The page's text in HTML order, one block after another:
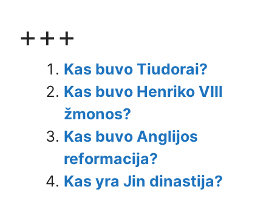
+++
Kas buvo Tiudorai?
Kas buvo Henriko VIII
žmonos?
Kas buvo Anglijos
reformacija?
Kas yra Jin dinastija?